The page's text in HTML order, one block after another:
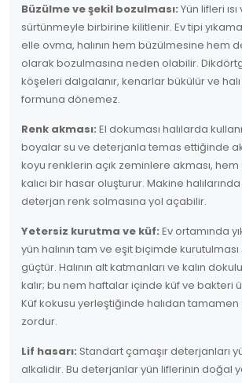
Büzülme ve şekil bozulması: Yün lifleri
sürtünmeyle birbirine kilitlenir. Ev tipi
elle ovma, halının hem büzülmesine hem
olarak bozulmasına neden olabilir.
köşeleri dalgalanır, kenarlar bükülür ve
formuna dönemez.
Renk akması: El dokuması halılarda
boyalar su ve deterjanla temas ettiğinde
koyu renklerin açık zeminlere akması,
kalıcı bir hasar oluşturur. Makine
deterjan renk solmasına yol açabilir.
Yetersiz kurutma ve küf: Ev ortamında
yün halının tam ve eşit biçimde
güçtür. Halının alt katmanları ve kalın
kalır; bu nem haftalar içinde küf ve bakteri
Küf kokusu yerleştiğinde halıdan
zordur.
Lif hasarı: Standart çamaşır deterjanları
alkalidir. Bu deterjanlar yün liflerinin doğal